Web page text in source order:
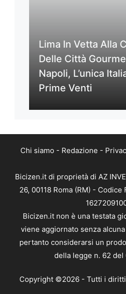
Lima In Vetta Alla
Delle Città
Napoli, L’unica
Prime Venti
Chi siamo - Redazione -
Bicizen.it di proprietà di AZ
26, 00118 Roma (RM) - Codice
Bicizen.it non è una testata
viene aggiornato senza
pertanto considerarsi un
della legge n. 62 del
Copyright ©2026 - Tutti i